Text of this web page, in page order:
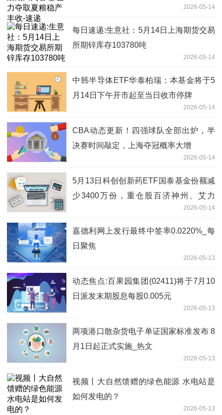
2026-05-14
每日速递:生意社：5月14日上海期货交易
所期锌库存103780吨
2026-05-14
中韩半导体ETF华泰柏瑞：本基金将于5
月14日下午开市起至当日收市停牌
2026-05-14
CBA动态更新！四强球队全部出炉，半
决赛时间敲定，上海夺冠概率大增
2026-05-14
5月13日科创创新药ETF国泰基金份额减
少3400万份，重仓股百济神州、艾力
2026-05-14
嘉德利网上发行最终中签率0.0220%_每
日聚焦
2026-05-13
动态焦点:百果园集团(02411)将于7月10
日派发末期股息每股0.005元
2026-05-13
两项港口散杂货电子单证国家标准发布 8
月1日起正式实施_热文
2026-05-13
视频丨大自然馈赠的绿色能源 水电站是
如何发电的？
2026-05-13